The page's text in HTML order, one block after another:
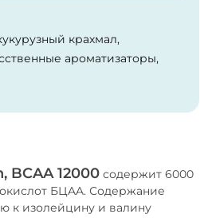
крахмал,
ароматизаторы,
12000 содержит 6000
БЦAA. Содержание
к изолейцину и валину